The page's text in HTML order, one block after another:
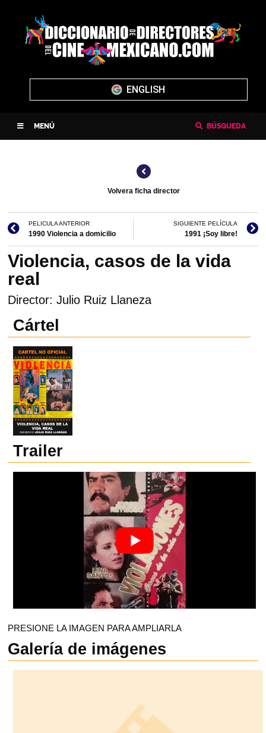
ENGLISH
MENÚ BÚSQUEDA
Volvera ficha director
PELICULA ANTERIOR
1990 Violencia a domicilio
SIGUIENTE PELÍCULA
1991 ¡Soy libre!
Violencia, casos de la vida
real
Director: Julio Ruiz Llaneza
Cártel
Trailer
PRESIONE LA IMAGEN PARA AMPLIARLA
Galería de imágenes